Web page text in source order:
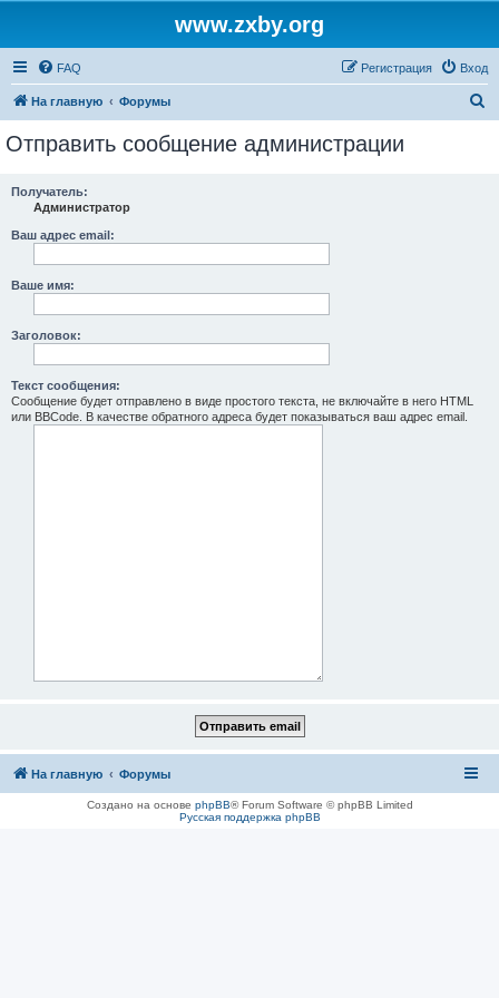
www.zxby.org
FAQ Вход
Регистрация
На главную Форумы
Отправить сообщение администрации
Получатель:
Администратор
Ваш адрес email:
Ваше имя:
Заголовок:
Текст сообщения:
Сообщение будет отправлено в виде простого текста, не включайте в него HTML
или BBCode. В качестве обратного адреса будет показываться ваш адрес email.
На главную Форумы
Создано на основе phpBB® Forum Software © phpBB Limited
Русская поддержка phpBB